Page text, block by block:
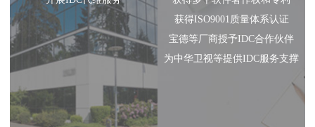
获得ISO9001质量体系认证
宝德等厂商授予IDC合作伙伴
为中华卫视等提供IDC服务支撑